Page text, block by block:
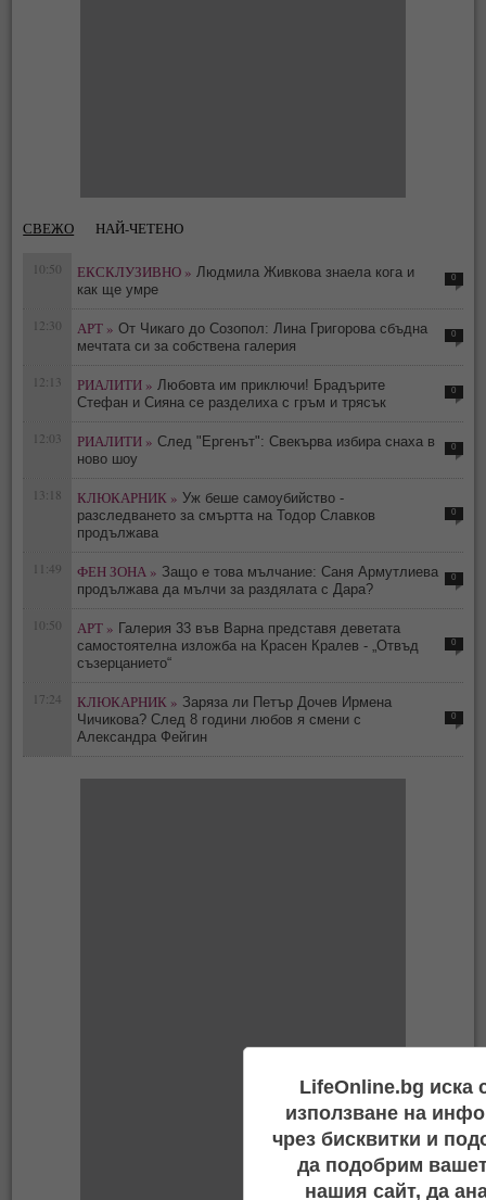
СВЕЖО НАЙ-ЧЕТЕНО
10:50 ЕКСКЛУЗИВНО » Людмила Живкова знаела кога и
как ще умре
0
12:30 АРТ » От Чикаго до Созопол: Лина Григорова сбъдна
мечтата си за собствена галерия
0
12:13 РИАЛИТИ » Любовта им приключи! Брадърите
Стефан и Сияна се разделиха с гръм и трясък
0
12:03 РИАЛИТИ » След "Ергенът": Свекърва избира снаха в
ново шоу
0
13:18 КЛЮКАРНИК » Уж беше самоубийство -
разследването за смъртта на Тодор Славков
продължава
0
11:49 ФЕН ЗОНА » Защо е това мълчание: Саня Армутлиева
продължава да мълчи за раздялата с Дара?
0
10:50 АРТ » Галерия 33 във Варна представя деветата
самостоятелна изложба на Красен Кралев - „Отвъд
съзерцанието“
0
17:24 КЛЮКАРНИК » Заряза ли Петър Дочев Ирмена
Чичикова? След 8 години любов я смени с
Александра Фейгин
0
LifeOnline.bg иска
използване на
чрез бисквитки и
да подобрим
нашия сайт, да